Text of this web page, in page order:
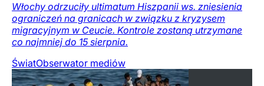
Włochy odrzuciły ultimatum Hiszpanii ws. zniesienia
ograniczeń na granicach w związku z kryzysem
migracyjnym w Ceucie. Kontrole zostaną utrzymane
co najmniej do 15 sierpnia.
ŚwiatObserwator mediów